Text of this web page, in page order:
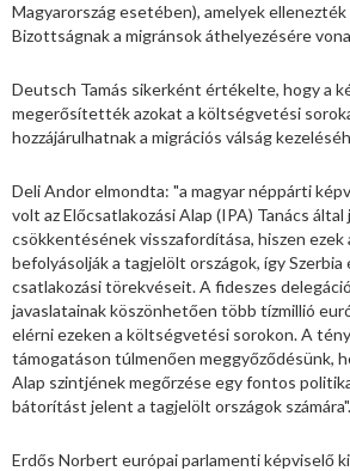
Magyarország esetében), amelyek ellenezték
Bizottságnak a migránsok áthelyezésére
Deutsch Tamás sikerként értékelte, hogy a
megerősítették azokat a költségvetési
hozzájárulhatnak a migrációs válság
Deli Andor elmondta: "a magyar néppárti
volt az Előcsatlakozási Alap (IPA) Tanács által
csökkentésének visszafordítása, hiszen ezek
befolyásolják a tagjelölt országok, így Szerbia
csatlakozási törekvéseit. A fideszes
javaslatainak köszönhetően több tízmillió
elérni ezeken a költségvetési sorokon. A
támogatáson túlmenően meggyőződésünk,
Alap szintjének megőrzése egy fontos
bátorítást jelent a tagjelölt országok számára".
Erdős Norbert európai parlamenti képviselő